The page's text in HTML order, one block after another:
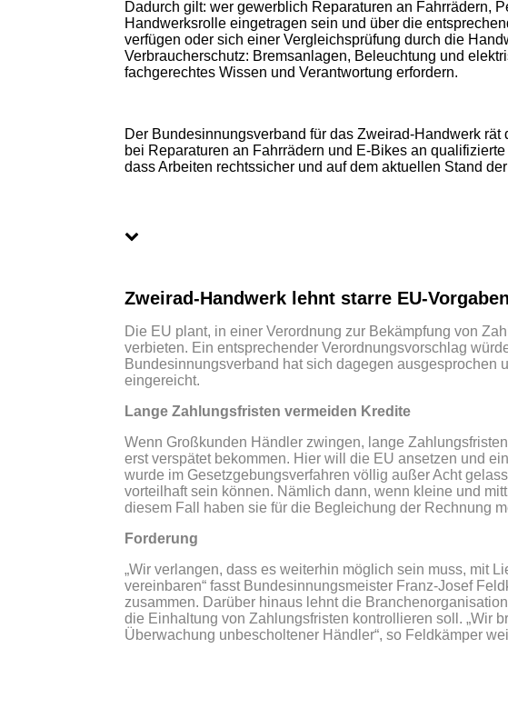
Dadurch gilt: wer gewerblich Reparaturen an Fahrrädern,
Handwerksrolle eingetragen sein und über die
verfügen oder sich einer Vergleichsprüfung durch die
Verbraucherschutz: Bremsanlagen, Beleuchtung und
fachgerechtes Wissen und Verantwortung erfordern.
Der Bundesinnungsverband für das Zweirad-Handwerk
bei Reparaturen an Fahrrädern und E-Bikes an
dass Arbeiten rechtssicher und auf dem aktuellen Stand
Zweirad-Handwerk lehnt starre EU-
Die EU plant, in einer Verordnung zur Bekämpfung von
verbieten. Ein entsprechender Verordnungsvorschlag
Bundesinnungsverband hat sich dagegen ausgesprochen
eingereicht.
Lange Zahlungsfristen vermeiden Kredite
Wenn Großkunden Händler zwingen, lange
erst verspätet bekommen. Hier will die EU ansetzen und
wurde im Gesetzgebungsverfahren völlig außer Acht
vorteilhaft sein können. Nämlich dann, wenn kleine und
diesem Fall haben sie für die Begleichung der Rechnung
Forderung
„Wir verlangen, dass es weiterhin möglich sein muss, mit
vereinbaren“ fasst Bundesinnungsmeister Franz-Josef
zusammen. Darüber hinaus lehnt die
die Einhaltung von Zahlungsfristen kontrollieren soll. „Wir
Überwachung unbescholtener Händler“, so Feldkämper